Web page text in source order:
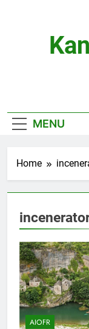
MENU
Home
AIOFR